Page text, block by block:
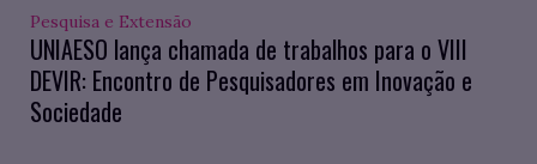
Pesquisa e Extensão
UNIAESO lança chamada de trabalhos para o VIII
DEVIR: Encontro de Pesquisadores em Inovação e
Sociedade